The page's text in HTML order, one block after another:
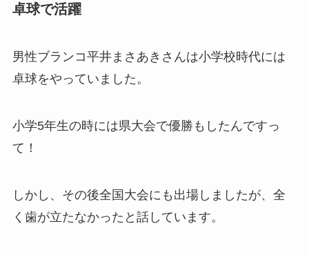
卓球で活躍
男性ブランコ平井まさあきさんは小学校時代には
卓球をやっていました。
小学5年生の時には県大会で優勝もしたんですっ
て！
しかし、その後全国大会にも出場しましたが、全
く歯が立たなかったと話しています。